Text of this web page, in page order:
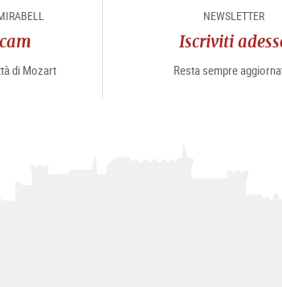
di Mozart
NEWSLETTER
Iscriviti
Resta sempre